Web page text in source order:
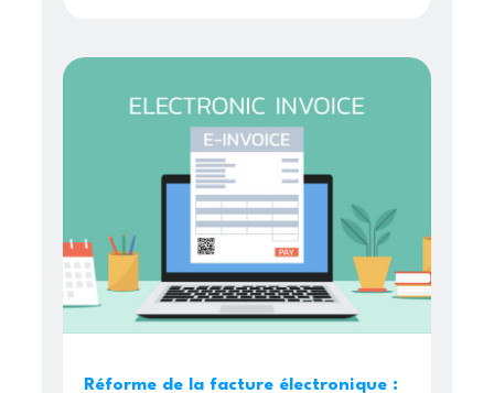
Réforme de la facture électronique :